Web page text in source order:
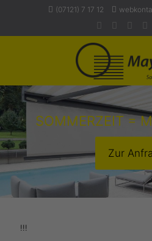
(07121) 7 17 12
SOMMERZEIT =
Zur
!!!